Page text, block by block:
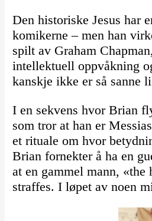
Den historiske Jesus har
komikerne – men han
spilt av Graham
intellektuell oppvåkning
kanskje ikke er så sanne
I en sekvens hvor Brian
som tror at han er
et rituale om hvor
Brian fornekter å ha en
at en gammel mann, «the
straffes. I løpet av noen